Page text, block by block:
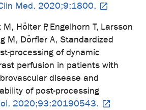
Med. 2020;9:1800.
Hölter P, Engelhorn T, Larsson
M, Dörfler A, Standardized
processing of dynamic
perfusion in patients with
disease and
of post-processing
2020;93:20190543.